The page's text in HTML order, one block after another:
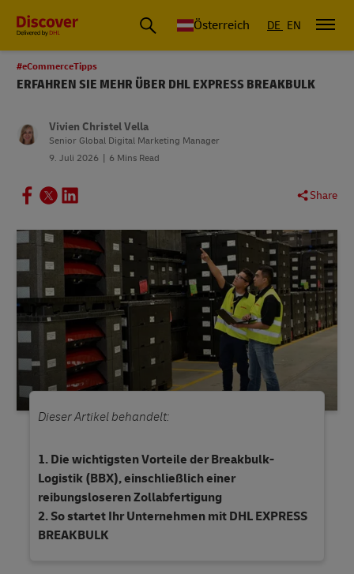
Österreich DE EN
#eCommerceTipps
ERFAHREN SIE MEHR ÜBER DHL EXPRESS BREAKBULK
Vivien Christel Vella
Senior Global Digital Marketing Manager
9. Juli 2026
6 Mins Read
Share
Dieser Artikel behandelt:
Die wichtigsten Vorteile der Breakbulk-
Logistik (BBX), einschließlich einer
reibungsloseren Zollabfertigung
So startet Ihr Unternehmen mit DHL EXPRESS
BREAKBULK